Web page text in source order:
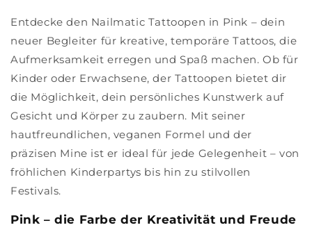
Entdecke den Nailmatic Tattoopen in Pink – dein
neuer Begleiter für kreative, temporäre Tattoos, die
Aufmerksamkeit erregen und Spaß machen. Ob für
Kinder oder Erwachsene, der Tattoopen bietet dir
die Möglichkeit, dein persönliches Kunstwerk auf
Gesicht und Körper zu zaubern. Mit seiner
hautfreundlichen, veganen Formel und der
präzisen Mine ist er ideal für jede Gelegenheit – von
fröhlichen Kinderpartys bis hin zu stilvollen
Festivals.
Pink – die Farbe der Kreativität und Freude